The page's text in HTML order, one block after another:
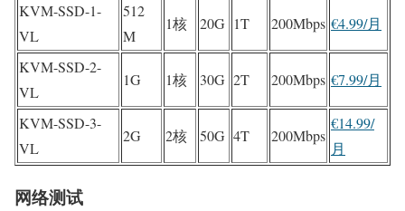
KVM-SSD-1-
VL
512
M
1核 20G 1T 200Mbps €4.99/月
KVM-SSD-2-
VL
1G 1核 30G 2T 200Mbps €7.99/月
KVM-SSD-3-
VL
2G 2核 50G 4T 200Mbps
€14.99/
月
网络测试